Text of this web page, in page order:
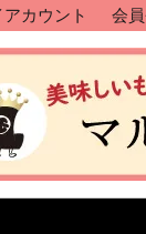
アカウント 会